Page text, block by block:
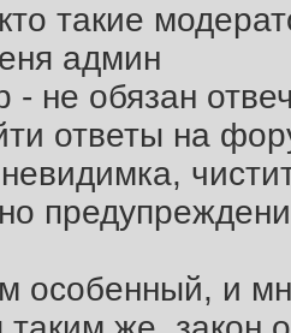
такие
админ
- не обязан
ответы на
особенный, и